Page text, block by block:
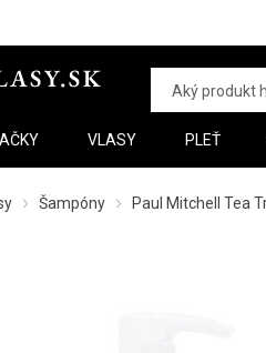
VLASY PLEŤ
Šampóny Paul Mitchell Tea